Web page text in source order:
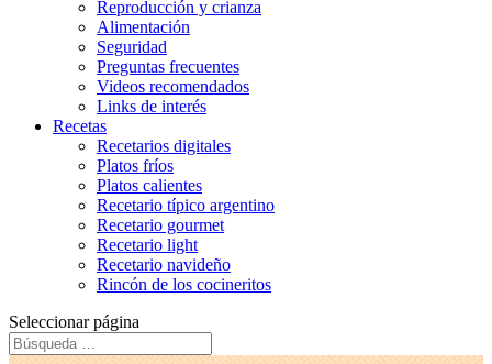
Reproducción y crianza
Alimentación
Seguridad
Preguntas frecuentes
Videos recomendados
Links de interés
Recetas
Recetarios digitales
Platos fríos
Platos calientes
Recetario típico argentino
Recetario gourmet
Recetario light
Recetario navideño
Rincón de los cocineritos
Seleccionar página